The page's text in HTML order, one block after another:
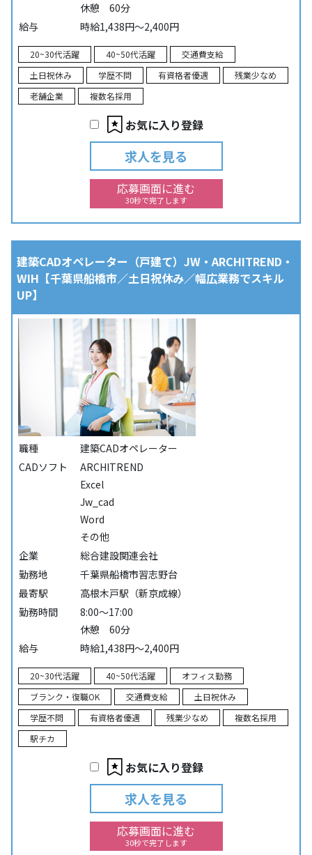
休憩 60分
給与
時給1,438円～2,400円
20~30代活躍 40~50代活躍
交通費支給
土日祝休み
学歴不問 有資格者優遇
残業少なめ
老舗企業
複数名採用
お気に入り登録
求人を見る
応募画面に進む
30秒で完了します
建築CADオペレーター（戸建て）JW・ARCHITREND・
WIH【千葉県船橋市／土日祝休み／幅広業務でスキル
UP】
職種
建築CADオペレーター
CADソフト
ARCHITREND
Excel
Jw_cad
Word
その他
企業
総合建設関連会社
勤務地
千葉県船橋市習志野台
最寄駅
高根木戸駅（新京成線）
勤務時間
8:00～17:00
休憩 60分
給与
時給1,438円～2,400円
20~30代活躍 40~50代活躍
オフィス勤務
ブランク・復職OK
交通費支給
土日祝休み
学歴不問
有資格者優遇 残業少なめ
複数名採用
駅チカ
お気に入り登録
求人を見る
応募画面に進む
30秒で完了します